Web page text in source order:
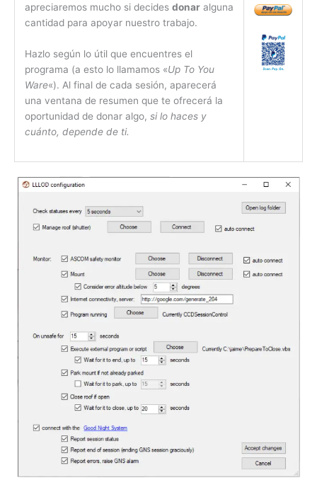
apreciaremos mucho si decides donaralguna
cantidad para apoyar nuestro trabajo.
Hazlo según lo útil que encuentres el
programa (a esto lo llamamos «Up To You
Ware«). Al final de cada sesión, aparecerá
una ventana de resumen que te ofrecerá la
oportunidad de donar algo, si lo haces y
cuánto, depende de ti.